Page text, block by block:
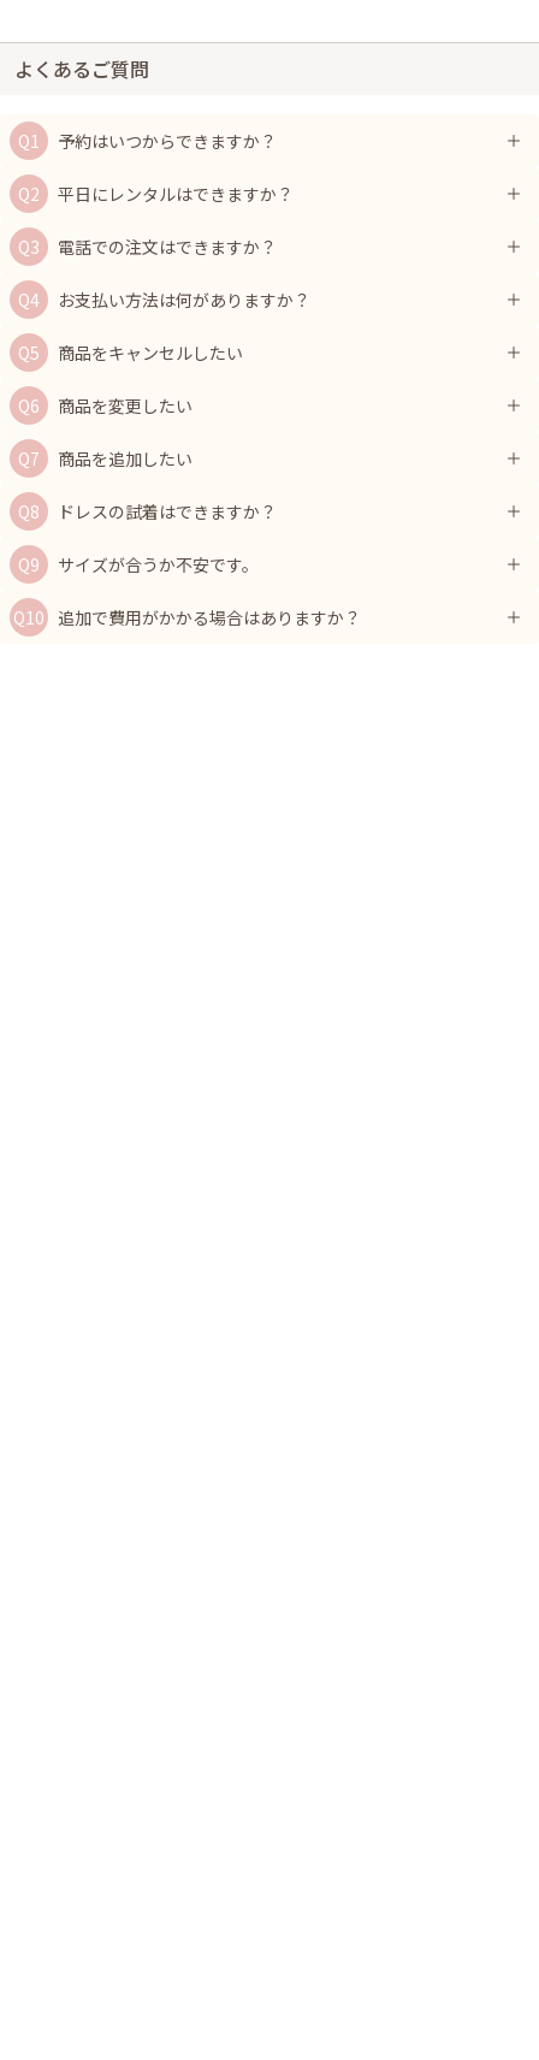
よくあるご質問
予約はいつからできますか？
平日にレンタルはできますか？
電話での注文はできますか？
お支払い方法は何がありますか？
商品をキャンセルしたい
商品を変更したい
商品を追加したい
ドレスの試着はできますか？
サイズが合うか不安です。
追加で費用がかかる場合はありますか？